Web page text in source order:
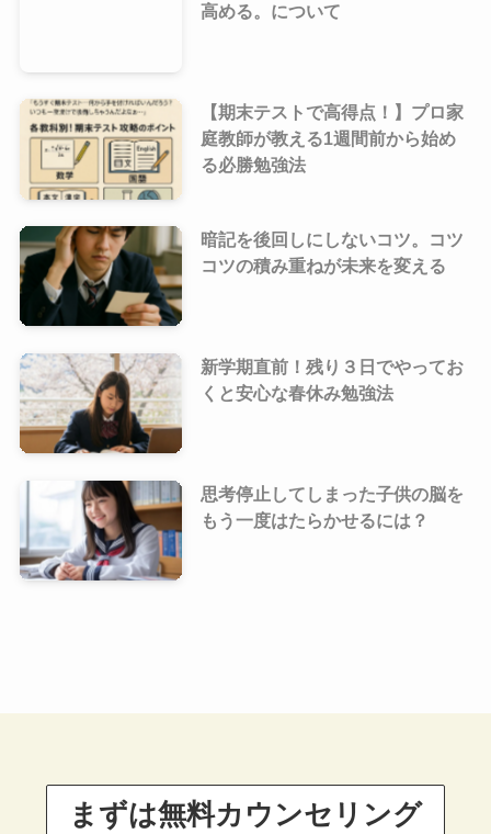
高める。について
【期末テストで高得点！】プロ家
庭教師が教える1週間前から始め
る必勝勉強法
暗記を後回しにしないコツ。コツ
コツの積み重ねが未来を変える
新学期直前！残り３日でやってお
くと安心な春休み勉強法
思考停止してしまった子供の脳を
もう一度はたらかせるには？
まずは無料カウンセリング